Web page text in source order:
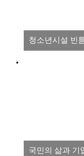
청소년시설 빈
국민의 삶과 기